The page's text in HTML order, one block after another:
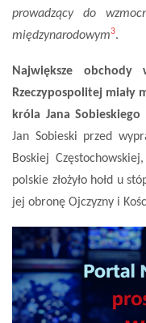
prowadzący do
międzynarodowym3.
Największe
Rzeczypospolitej miały
króla Jana Sobieskiego
Jan Sobieski przed
Boskiej
polskie złożyło hołd u
jej obronę Ojczyzny i